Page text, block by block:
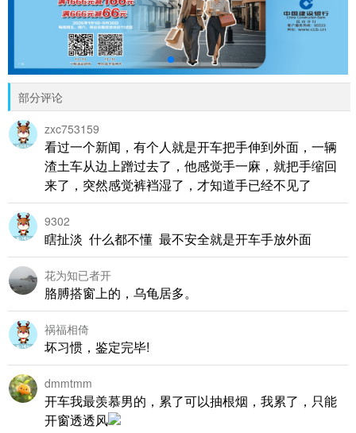
部分评论
zxc753159
看过一个新闻，有个人就是开车把手伸到外面，一辆
渣土车从边上蹭过去了，他感觉手一麻，就把手缩回
来了，突然感觉裤裆湿了，才知道手已经不见了
9302
瞎扯淡 什么都不懂 最不安全就是开车手放外面
花为知已者开
胳膊搭窗上的，乌龟居多。
祸福相倚
坏习惯，鉴定完毕!
dmmtmm
开车我最羡慕男的，累了可以抽根烟，我累了，只能
开窗透透风